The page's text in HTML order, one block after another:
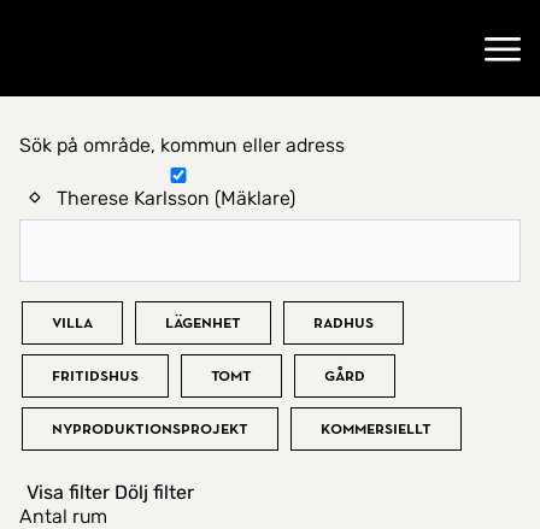
Hitta hem
Sök på område, kommun eller adress
Therese Karlsson (Mäklare)
Bostadstyp
Villa Lägenhet Radhus
Fritidshus Tomt Gård
Nyproduktionsprojekt Kommersiellt
Visa filter Dölj filter
Antal rum